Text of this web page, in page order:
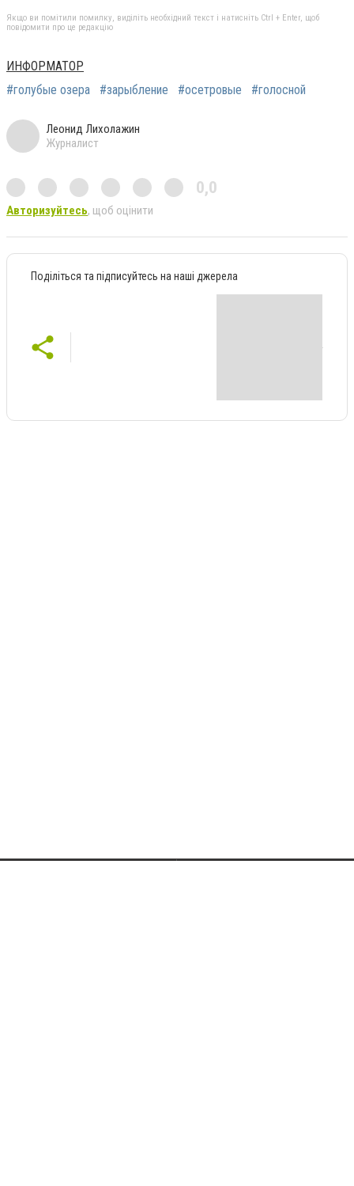
Якщо ви помітили помилку, виділіть необхідний текст і натисніть Ctrl + Enter, щоб
повідомити про це редакцію
ИНФОРМАТОР
#голубые озера
#зарыбление #осетровые #голосной
Леонид Лихолажин
Журналист
0,0
Авторизуйтесь, щоб оцінити
Поділіться та підписуйтесь на наші джерела